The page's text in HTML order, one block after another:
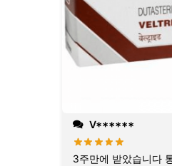
V******
3주만에 받았습니다